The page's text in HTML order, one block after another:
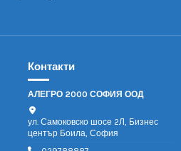
Контакти
АЛЕГРО 2000 СОФИЯ ООД
ул. Самоковско шосе 2Л, Бизнес
център Боила, София